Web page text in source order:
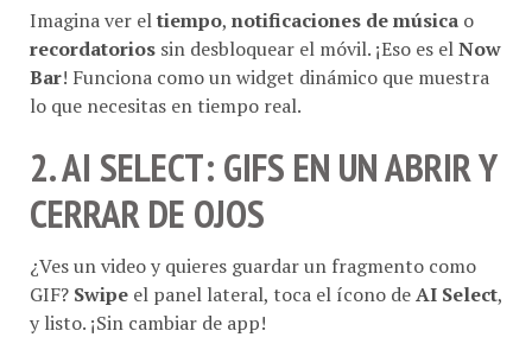
Imagina ver eltiempo notificaciones de música o
recordatorios sin desbloquear el móvil. ¡Eso es el Now
Bar! Funciona como un widget dinámico que muestra
lo que necesitas en tiempo real.
2. AI SELECT: GIFS EN UN ABRIR Y
CERRAR DE OJOS
¿Ves un video y quieres guardar un fragmento como
GIF? Swipe el panel lateral, toca el ícono de AI Select
y listo. ¡Sin cambiar de app!